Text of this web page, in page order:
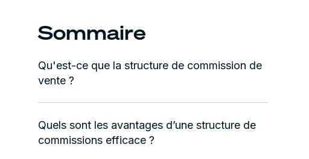
Sommaire
Qu'est-ce que la structure de commission de
vente ?
Quels sont les avantages d’une structure de
commissions efficace ?